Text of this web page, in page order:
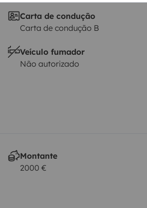
Carta de condução
Carta de condução B
Veículo fumador
Não autorizado
Montante
2000 €